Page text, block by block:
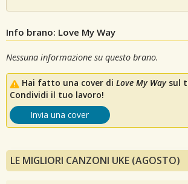
Info brano: Love My Way
Nessuna informazione su questo brano.
Hai fatto una cover di Love My Waysul
Condividi il tuo lavoro!
Invia una cover
LE MIGLIORI CANZONI UKE (AGOSTO)